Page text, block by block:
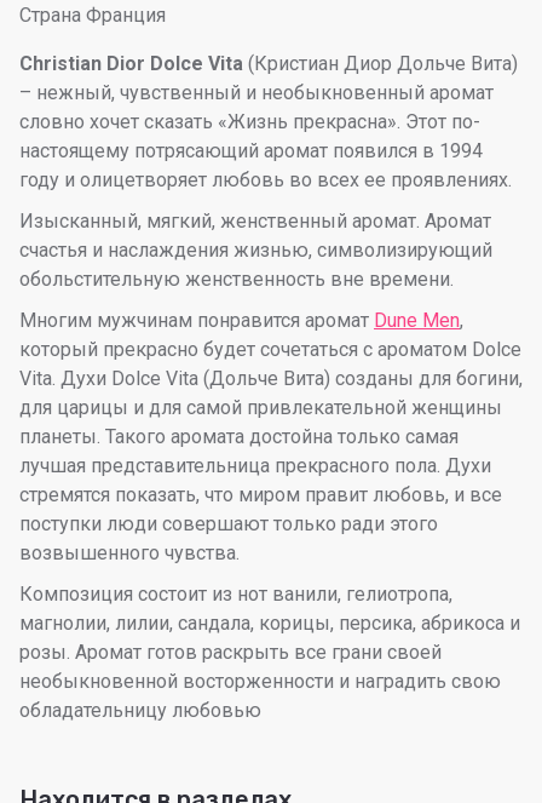
Страна Франция
Christian Dior Dolce Vita (Кристиан Диор Дольче Вита)
– нежный, чувственный и необыкновенный аромат
словно хочет сказать «Жизнь прекрасна». Этот по-
настоящему потрясающий аромат появился в 1994
году и олицетворяет любовь во всех ее проявлениях.
Изысканный, мягкий, женственный аромат. Аромат
счастья и наслаждения жизнью, символизирующий
обольстительную женственность вне времени.
Многим мужчинам понравится аромат Dune Men,
который прекрасно будет сочетаться с ароматом Dolce
Vita. Духи Dolce Vita (Дольче Вита) созданы для богини,
для царицы и для самой привлекательной женщины
планеты. Такого аромата достойна только самая
лучшая представительница прекрасного пола. Духи
стремятся показать, что миром правит любовь, и все
поступки люди совершают только ради этого
возвышенного чувства.
Композиция состоит из нот ванили, гелиотропа,
магнолии, лилии, сандала, корицы, персика, абрикоса и
розы. Аромат готов раскрыть все грани своей
необыкновенной восторженности и наградить свою
обладательницу любовью